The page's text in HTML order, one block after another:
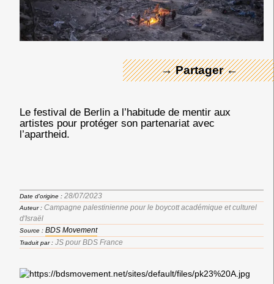
→ Partager ←
← Merci ! →
Le festival de Berlin a l’habitude de mentir aux
artistes pour protéger son partenariat avec
l’apartheid.
Date d'origine : 28/07/2023
Auteur : Campagne palestinienne pour le boycott académique et culturel
d'Israël
Source : BDS Movement
Traduit par : JS pour BDS France